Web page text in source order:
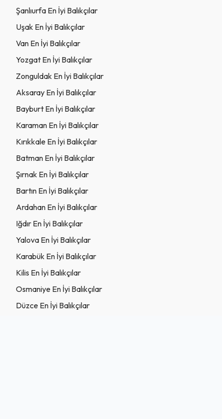
Şanlıurfa En İyi Balıkçılar
Uşak En İyi Balıkçılar
Van En İyi Balıkçılar
Yozgat En İyi Balıkçılar
Zonguldak En İyi Balıkçılar
Aksaray En İyi Balıkçılar
Bayburt En İyi Balıkçılar
Karaman En İyi Balıkçılar
Kırıkkale En İyi Balıkçılar
Batman En İyi Balıkçılar
Şırnak En İyi Balıkçılar
Bartın En İyi Balıkçılar
Ardahan En İyi Balıkçılar
Iğdır En İyi Balıkçılar
Yalova En İyi Balıkçılar
Karabük En İyi Balıkçılar
Kilis En İyi Balıkçılar
Osmaniye En İyi Balıkçılar
Düzce En İyi Balıkçılar